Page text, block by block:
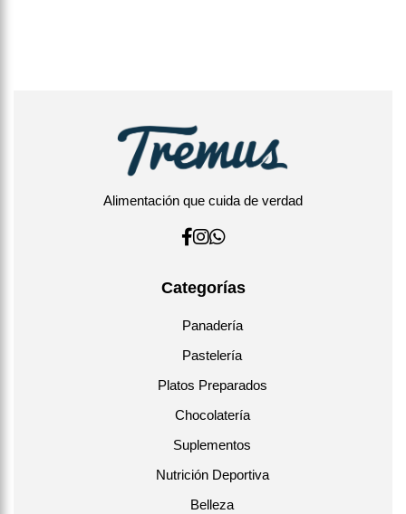
Alimentación que cuida de verdad
Categorías
Panadería
Pastelería
Platos Preparados
Chocolatería
Suplementos
Nutrición Deportiva
Belleza